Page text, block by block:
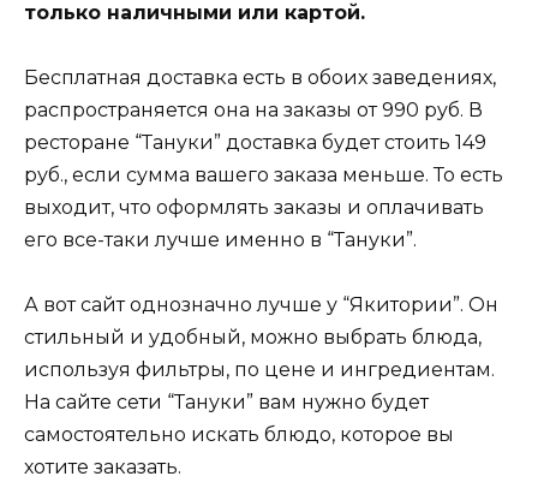
только наличными или картой.
Бесплатная доставка есть в обоих заведениях,
распространяется она на заказы от 990 руб. В
ресторане “Тануки” доставка будет стоить 149
руб., если сумма вашего заказа меньше. То есть
выходит, что оформлять заказы и оплачивать
его все-таки лучше именно в “Тануки”.
А вот сайт однозначно лучше у “Якитории”. Он
стильный и удобный, можно выбрать блюда,
используя фильтры, по цене и ингредиентам.
На сайте сети “Тануки” вам нужно будет
самостоятельно искать блюдо, которое вы
хотите заказать.